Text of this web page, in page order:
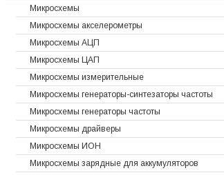
Микросхемы
Микросхемы акселерометры
Микросхемы АЦП
Микросхемы ЦАП
Микросхемы измерительные
Микросхемы генераторы-синтезаторы частоты
Микросхемы генераторы частоты
Микросхемы драйверы
Микросхемы ИОН
Микросхемы зарядные для аккумуляторов